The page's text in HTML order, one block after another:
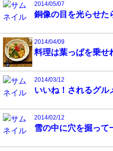
2014/05/07
銅像の目を光らせた
2014/04/09
料理は葉っぱを乗せ
2014/03/12
いいね！されるグル
2014/02/12
雪の中に穴を掘って